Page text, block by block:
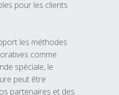
pour les clients
les méthodes
comme
spéciale, le
peut être
partenaires et des